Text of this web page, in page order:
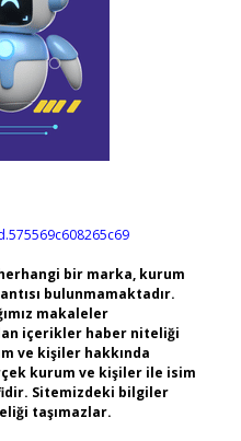
bir marka, kurum
bulunmamaktadır.
makaleler
içerikler haber niteliği
ve kişiler hakkında
kurum ve kişiler ile isim
Sitemizdeki bilgiler
taşımazlar.